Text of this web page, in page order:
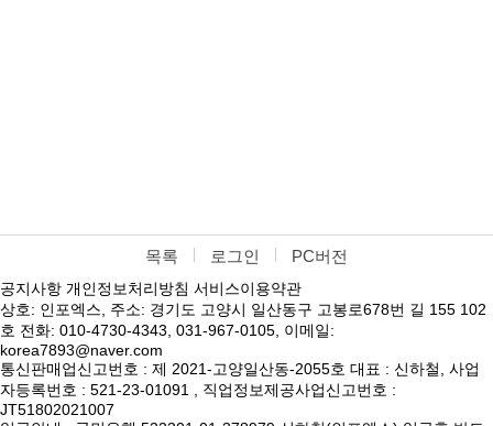
목록 로그인 PC버전
공지사항 개인정보처리방침 서비스이용약관
상호: 인포엑스, 주소: 경기도 고양시 일산동구 고봉로678번 길 155 102
호 전화: 010-4730-4343, 031-967-0105, 이메일:
korea7893@naver.com
통신판매업신고번호 : 제 2021-고양일산동-2055호 대표 : 신하철, 사업
자등록번호 : 521-23-01091 , 직업정보제공사업신고번호 :
JT51802021007